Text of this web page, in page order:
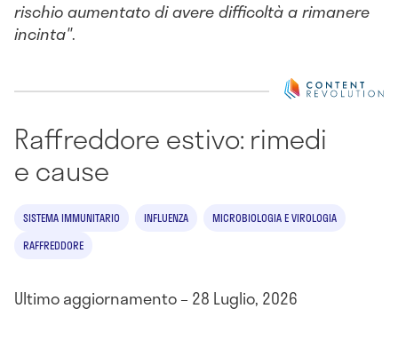
rischio aumentato di avere difficoltà a rimanere
incinta".
Raffreddore estivo: rimedi
e cause
SISTEMA IMMUNITARIO INFLUENZA
MICROBIOLOGIA E VIROLOGIA
RAFFREDDORE
Ultimo aggiornamento – 28 Luglio, 2026